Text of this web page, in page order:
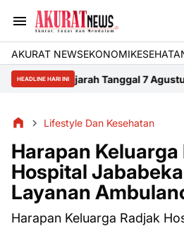
AKURAT NEWSEKONOMI
HEADLINE HARI INI
Sejarah Tanggal 7 Agustus Bagi
Lifestyle Dan Kesehatan
Harapan Keluarga
Hospital
Layanan
Harapan Keluarga Radjak